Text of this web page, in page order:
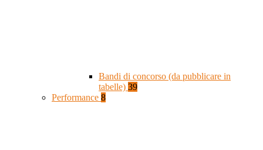
Bandi di concorso (da pubblicare in
tabelle) 39
Performance 8